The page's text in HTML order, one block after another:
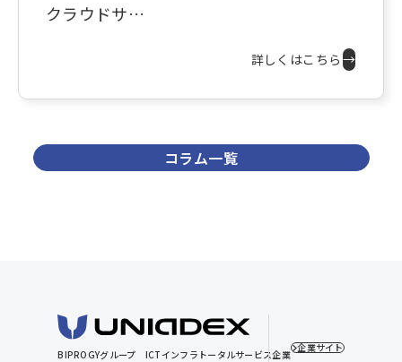
クラウドサ…
詳しくはこちら →
コラム一覧
BIPROGYグループ ICTインフラトータルサービス企業
企業サイト